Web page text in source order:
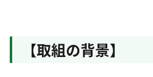
【取組の背景】